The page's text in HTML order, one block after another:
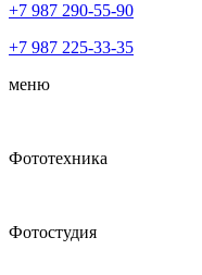
+7 987 290-55-90
+7 987 225-33-35
меню
Фототехника
Фотостудия